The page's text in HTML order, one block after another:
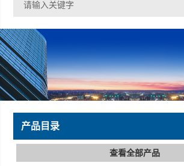
产品目录
查看全部产品